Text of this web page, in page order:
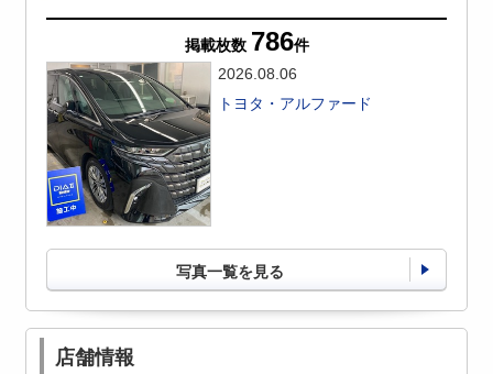
掲載枚数 786件
2026.08.06
トヨタ・アルファード
写真一覧を見る
店舗情報